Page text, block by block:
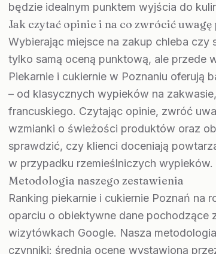
będzie idealnym punktem wyjścia do
Jak czytać opinie i na co zwrócić
Wybierając miejsce na zakup chleba czy
tylko samą oceną punktową, ale przede
Piekarnie i cukiernie w Poznaniu oferują
– od klasycznych wypieków na
francuskiego. Czytając opinie, zwróć
wzmianki o świeżości produktów oraz
sprawdzić, czy klienci doceniają
w przypadku rzemieślniczych wypieków.
Metodologia naszego zestawienia
Ranking piekarnie i cukiernie Poznań na
oparciu o obiektywne dane pochodzące
wizytówkach Google. Nasza
czynniki: średnią ocenę wystawioną